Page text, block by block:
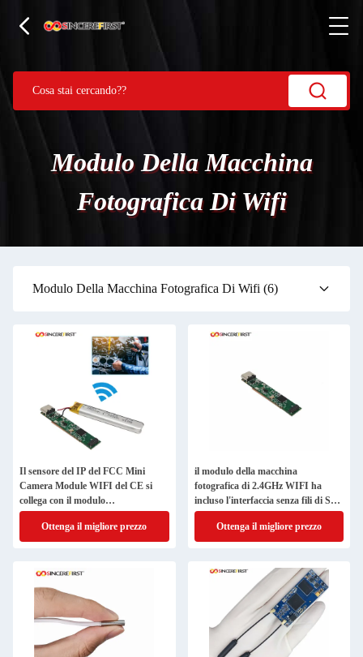
Modulo Della Macchina
Fotografica Di Wifi
Modulo Della Macchina Fotografica Di Wifi (6)
Il sensore del IP del FCC Mini
Camera Module WIFI del CE si
collega con il modulo
dell'endoscopio
Ottenga il migliore prezzo
il modulo della macchina
fotografica di 2.4GHz WIFI ha
incluso l'interfaccia senza fili di Seat
del modulo della macchina
fotografica
Ottenga il migliore prezzo